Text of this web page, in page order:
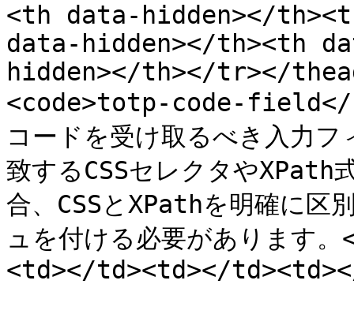
<th data-hidden></
data-hidden></th><th
hidden></th></tr></
<code>totp-code-field</
コードを受け取るべき入力フ
致するCSSセレクタや
合、CSSとXPathを明確に区
ュを付ける必要がありま
<td></td><td></